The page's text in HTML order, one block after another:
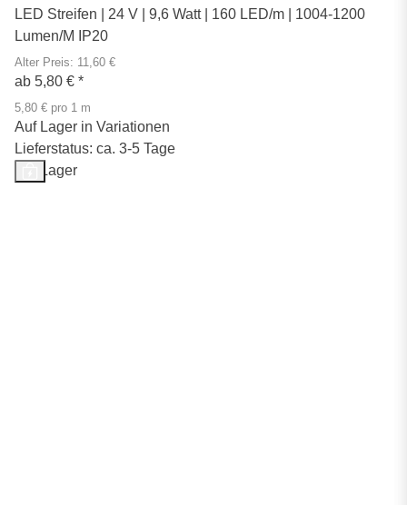
LED Streifen | 24 V | 9,6 Watt | 160 LED/m | 1004-1200
Lumen/M IP20
Alter Preis: 11,60 €
ab 5,80 € *
5,80 € pro 1 m
Auf Lager in Variationen
Lieferstatus: ca. 3-5 Tage
Auf Lager